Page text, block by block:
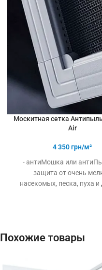
Москитная сетка
Air
4 350грн/м²
- антиМошка или
защита от очень
насекомых, песка, пуха
материал нити -
мыть) -
Похожие товары